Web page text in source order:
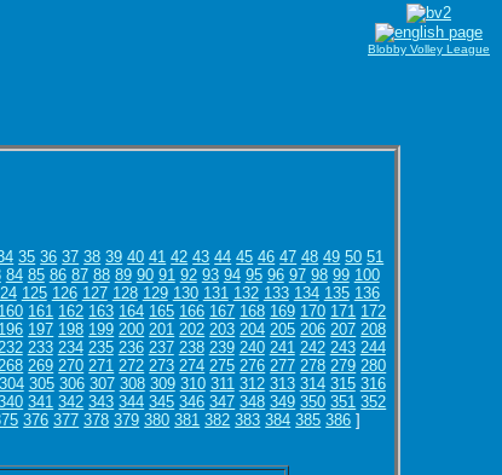
35 36 37 38 39 40 41 42 43 44 45 46 47 48 49 50 51
84 85 86 87 88 89 90 91 92 93 94 95 96 97 98 99 100
125 126 127 128 129 130 131 132 133 134 135 136
160 161 162 163 164 165 166 167 168 169 170 171 172
196 197 198 199 200 201 202 203 204 205 206 207 208
233 234 235 236 237 238 239 240 241 242 243 244
269 270 271 272 273 274 275 276 277 278 279 280
304 305 306 307 308 309 310 311 312 313 314 315 316
341 342 343 344 345 346 347 348 349 350 351 352
376 377 378 379 380 381 382 383 384 385 386 ]
Blobby Volley League